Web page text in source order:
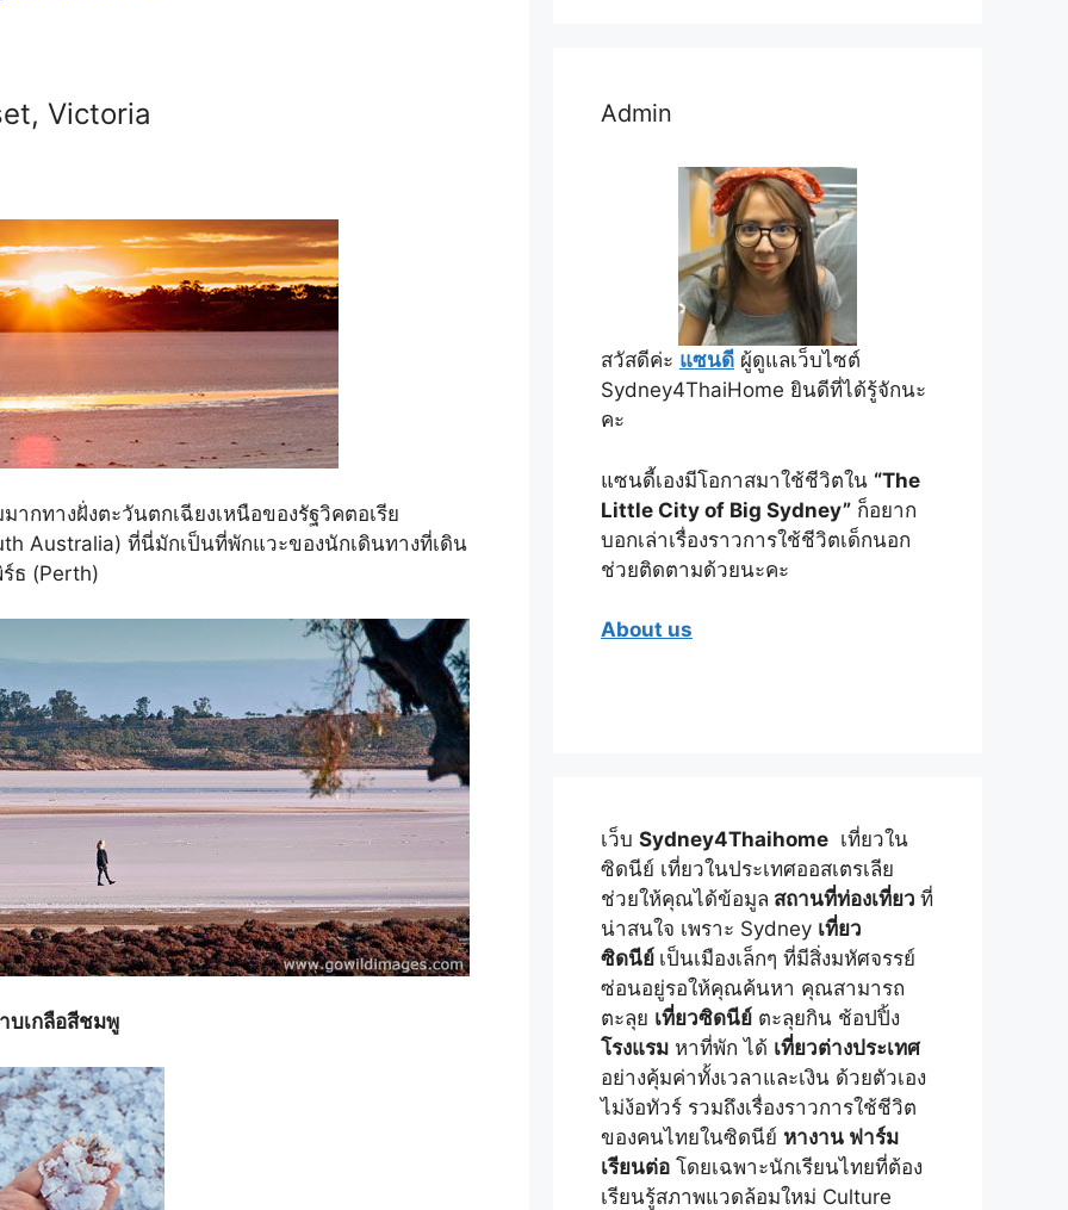
Victoria
กทางฝั่งตะวันตกเฉียงเหนือของรัฐวิคตอเรีย
Australia) ที่นี่มักเป็นที่พักแวะของนักเดินทางที่เดิน
ร์ธ (Perth)
บเกลือสีชมพู
Admin
สวัสดีค่ะ แซนดี ผู้ดูแลเว็บไซต์
Sydney4ThaiHome ยินดีที่ได้รู้จักนะ
คะ
แซนดี้เองมีโอกาสมาใช้ชีวิตใน “The
Little City of Big Sydney” ก็อยาก
บอกเล่าเรื่องราวการใช้ชีวิตเด็กนอก
ช่วยติดตามด้วยนะคะ
About us
เว็บ Sydney4Thaihome เที่ยวใน
ซิดนีย์ เที่ยวในประเทศออสเตรเลีย
ช่วยให้คุณได้ข้อมูล สถานที่ท่องเที่ยว ที่
น่าสนใจ เพราะ Sydney เที่ยว
ซิดนีย์ เป็นเมืองเล็กๆ ที่มีสิ่งมหัศจรรย์
ซ่อนอยู่รอให้คุณค้นหา คุณสามารถ
ตะลุย เที่ยวซิดนีย์ ตะลุยกิน ช้อปปิ้ง
โรงแรม หาที่พัก ได้ เที่ยวต่างประเทศ
อย่างคุ้มค่าทั้งเวลาและเงิน ด้วยตัวเอง
ไม่ง้อทัวร์ รวมถึงเรื่องราวการใช้ชีวิต
ของคนไทยในซิดนีย์ หางาน ฟาร์ม
เรียนต่อ โดยเฉพาะนักเรียนไทยที่ต้อง
เรียนรู้สภาพแวดล้อมใหม่ Culture